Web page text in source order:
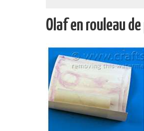
Olaf en rouleau